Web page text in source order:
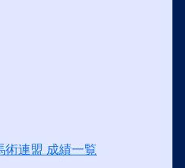
術連盟 成績一覧